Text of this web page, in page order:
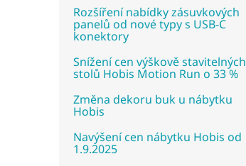
Rozšíření nabídky zásuvkových
panelů od nové typy s USB-C
konektory
Snížení cen výškově stavitelných
stolů Hobis Motion Run o 33 %
Změna dekoru buk u nábytku
Hobis
Navýšení cen nábytku Hobis od
1.9.2025